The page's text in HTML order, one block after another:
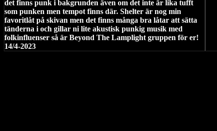
det finns punk i bakgrunden även om det inte är lika tufft
som punken men tempot finns där. Shelter är nog min
favoritlåt på skivan men det finns många bra låtar att sätta
tänderna i och gillar ni lite akustisk punkig musik med
folkinfluenser så är Beyond The Lamplight gruppen för er!
14/4-2023